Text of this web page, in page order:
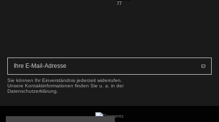
77
Sie können Ihr Einverständnis jederzeit widerrufen.
Unsere Kontaktinformationen finden Sie u. a. in der
Datenschutzerklärung.